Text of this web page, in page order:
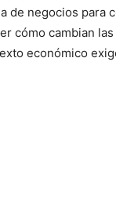
de negocios para
cómo cambian
económico